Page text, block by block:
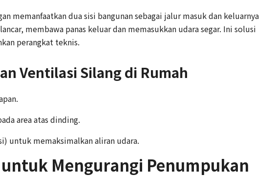
memanfaatkan dua sisi bangunan sebagai jalur masuk dan keluarnya
membawa panas keluar dan memasukkan udara segar. Ini solusi
perangkat teknis.
Ventilasi Silang di Rumah
area atas dinding.
untuk memaksimalkan aliran udara.
Mengurangi Penumpukan